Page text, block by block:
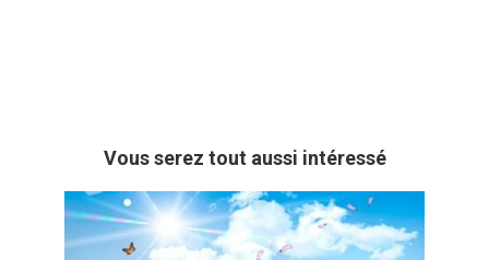
Vous serez tout aussi intéressé